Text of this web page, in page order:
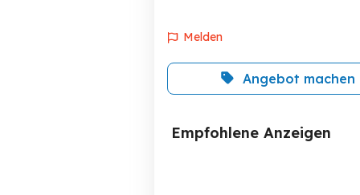
Melden
Angebot machen
Empfohlene Anzeigen